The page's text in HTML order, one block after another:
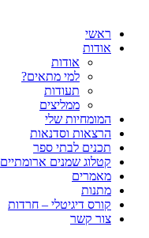
ראשי
אודות
אודות
למי מתאים?
תעודות
ממליצים
המומחיות שלי
הרצאות וסדנאות
תכנים לבתי ספר
קטלוג שמנים ארומתיים
מאמרים
מתנות
קורס דיגיטלי – חרדות
צור קשר